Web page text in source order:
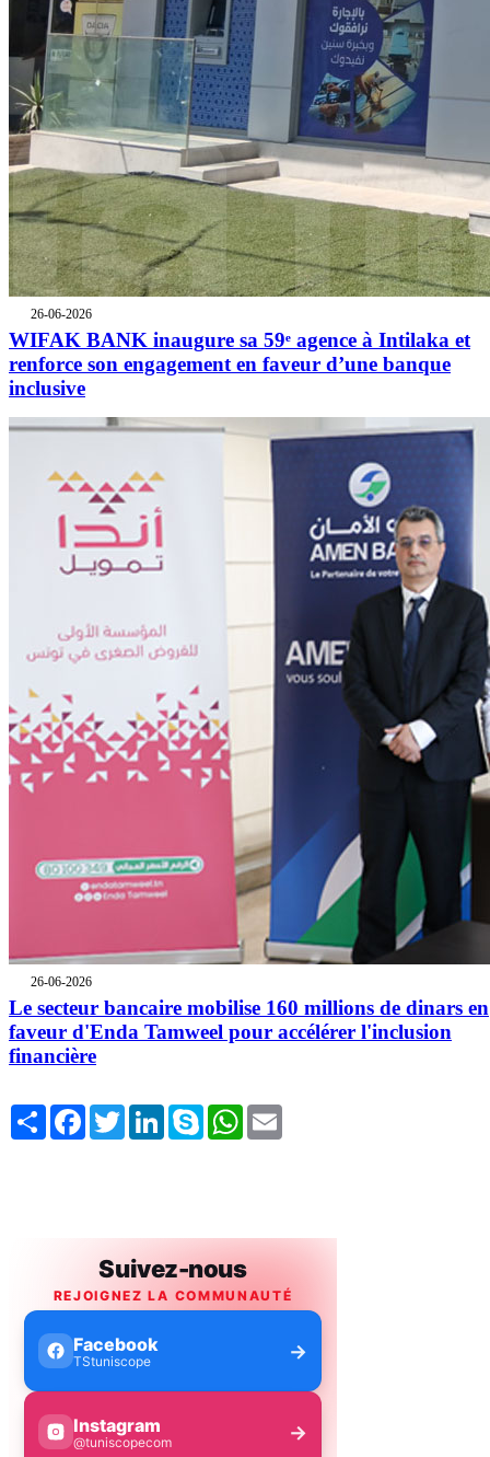
26-06-2026
WIFAK BANK inaugure sa 59ᵉ agence à Intilaka et
renforce son engagement en faveur d’une banque
inclusive
26-06-2026
Le secteur bancaire mobilise 160 millions de dinars en
faveur d'Enda Tamweel pour accélérer l'inclusion
financière
Share FacebookTwitterLinkedInSkype WhatsApp